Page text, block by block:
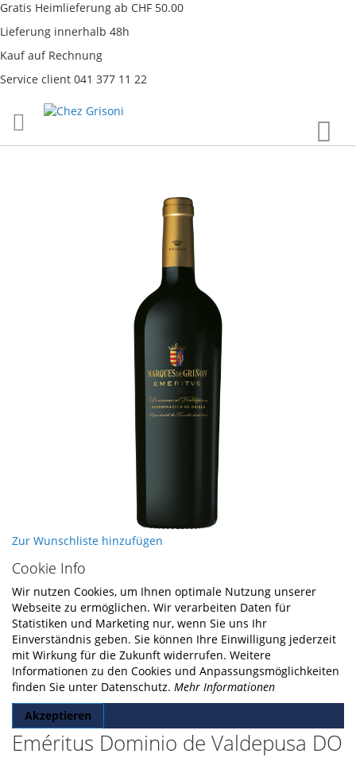
Gratis Heimlieferung ab CHF 50.00
Lieferung innerhalb 48h
Kauf auf Rechnung
Service client 041 377 11 22
Inhalt
Cookie Info
Wir nutzen Cookies, um Ihnen optimale Nutzung unserer
Webseite zu ermöglichen. Wir verarbeiten Daten für
Statistiken und Marketing nur, wenn Sie uns Ihr
Einverständnis geben. Sie können Ihre Einwilligung jederzeit
mit Wirkung für die Zukunft widerrufen. Weitere
Informationen zu den Cookies und Anpassungsmöglichkeiten
finden Sie unter Datenschutz. Mehr Informationen
Akzeptieren
Eméritus Dominio de Valdepusa DO
Skip
the
beginning
of
the
images
gallery
Zur Wunschliste hinzufügen